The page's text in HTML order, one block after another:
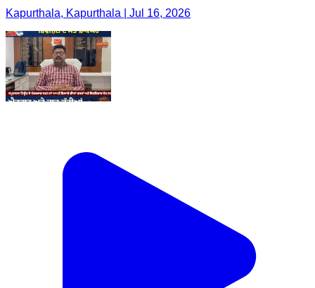
Kapurthala, Kapurthala | Jul 16, 2026